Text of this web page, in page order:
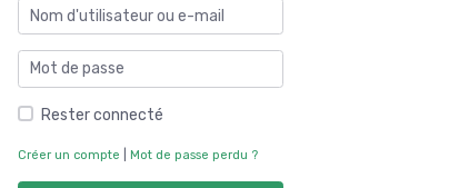
Rester connecté
Créer un compte Mot de passe perdu ?